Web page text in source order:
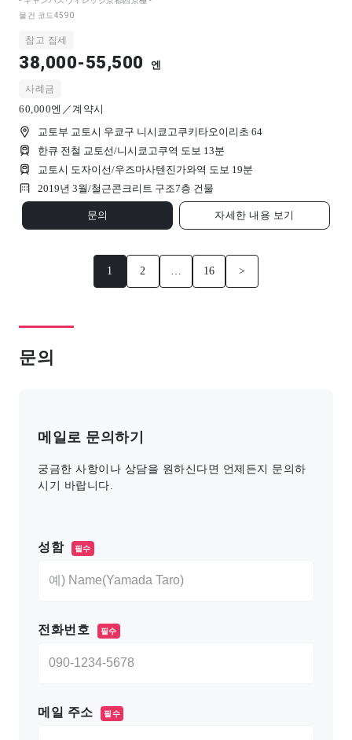
물건 코드 4590
참고 집세
38,000-55,500 엔
사례금
60,000엔／계약시
교토부 교토시 우쿄구 니시쿄고쿠키타오이리초 64
한큐 전철 교토선/니시쿄고쿠역 도보 13분
교토시 도자이선/우즈마사텐진가와역 도보 19분
2019년 3월/철근콘크리트 구조7층 건물
문의 자세한 내용 보기
1 2 … 16 >
문의
메일로 문의하기
궁금한 사항이나 상담을 원하신다면 언제든지 문의하
시기 바랍니다.
성함 필수
전화번호 필수
메일 주소 필수